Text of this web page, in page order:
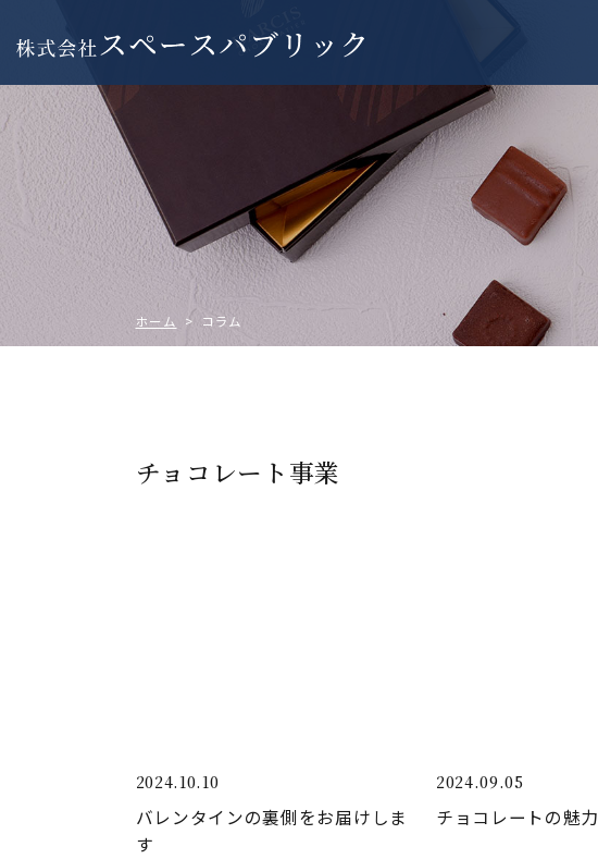
ホーム > コラム
チョコレート事業
2024.10.10
バレンタインの裏側をお届けしま
す
2024.09.05
チョコレートの魅力